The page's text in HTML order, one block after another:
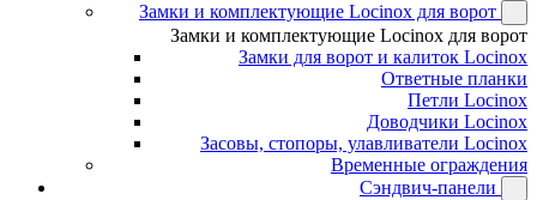
Замки и комплектующие Locinox для ворот
Замки и комплектующие Locinox для ворот
Замки для ворот и калиток Locinox
Ответные планки
Петли Locinox
Доводчики Locinox
Засовы, стопоры, улавливатели Locinox
Временные ограждения
Сэндвич-панели